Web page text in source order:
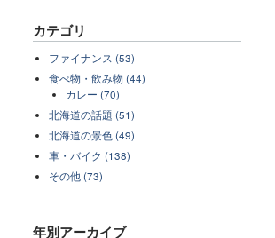
カテゴリ
ファイナンス (53)
食べ物・飲み物 (44)
カレー (70)
北海道の話題 (51)
北海道の景色 (49)
車・バイク (138)
その他 (73)
年別アーカイブ